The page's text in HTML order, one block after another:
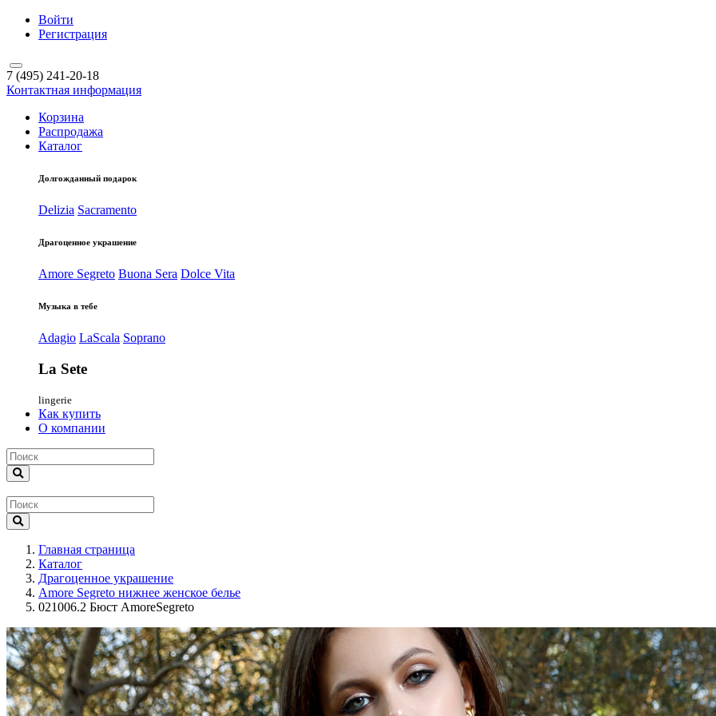
Войти
Регистрация
7 (495) 241-20-18
Контактная информация
Корзина
Распродажа
Каталог
Долгожданный подарок
Delizia Sacramento
Драгоценное украшение
Amore Segreto Buona Sera Dolce Vita
Музыка в тебе
Adagio LaScala Soprano
La Sete
lingerie
Как купить
О компании
Главная страница
Каталог
Драгоценное украшение
Amore Segreto нижнее женское белье
021006.2 Бюст AmoreSegreto